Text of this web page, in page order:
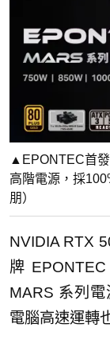
▲EPONTEC首
高階電源，採
朋）
NVIDIA RTX
牌
MARS 系列
電腦高速運轉